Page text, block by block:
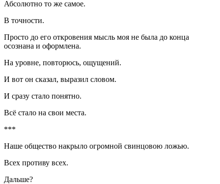
Абсолютно то же самое.
В точности.
Просто до его откровения мысль моя не была до конца
осознана и оформлена.
На уровне, повторюсь, ощущений.
И вот он сказал, выразил словом.
И сразу стало понятно.
Всё стало на свои места.
***
Наше общество накрыло огромной свинцовою ложью.
Всех противу всех.
Дальше?